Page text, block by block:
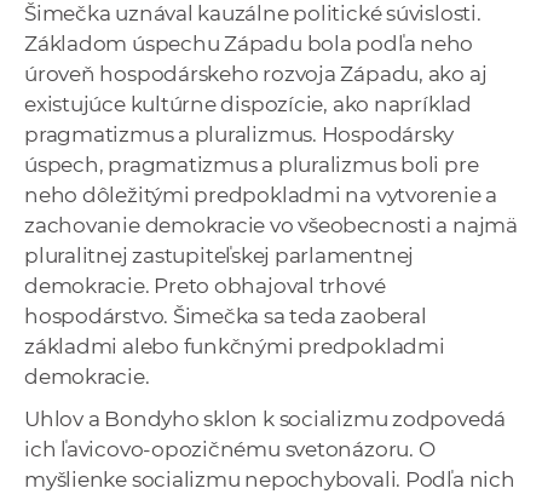
Šimečka uznával kauzálne politické súvislosti.
Základom úspechu Západu bola podľa neho
úroveň hospodárskeho rozvoja Západu, ako aj
existujúce kultúrne dispozície, ako napríklad
pragmatizmus a pluralizmus. Hospodársky
úspech, pragmatizmus a pluralizmus boli pre
neho dôležitými predpokladmi na vytvorenie a
zachovanie demokracie vo všeobecnosti a najmä
pluralitnej zastupiteľskej parlamentnej
demokracie. Preto obhajoval trhové
hospodárstvo. Šimečka sa teda zaoberal
základmi alebo funkčnými predpokladmi
demokracie.
Uhlov a Bondyho sklon k socializmu zodpovedá
ich ľavicovo-opozičnému svetonázoru. O
myšlienke socializmu nepochybovali. Podľa nich